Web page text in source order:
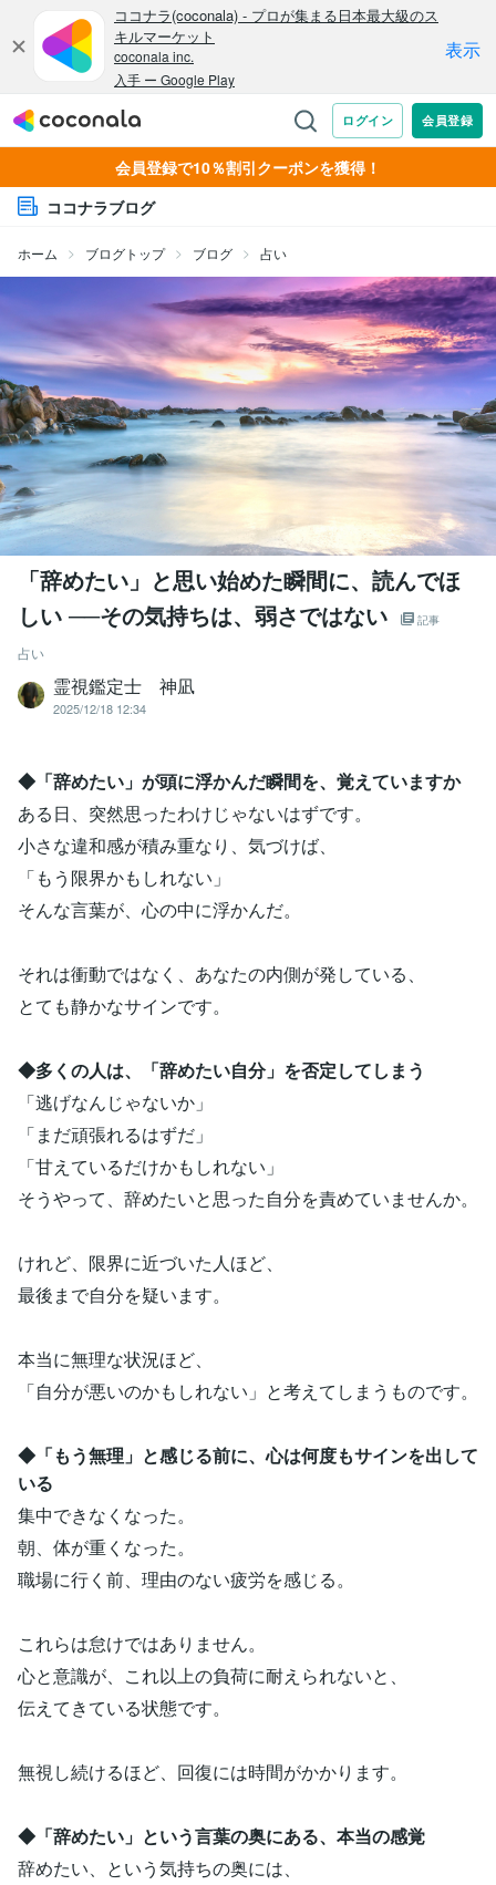
会員登録で10％割引クーポンを獲得！
ココナラブログ
ホーム ブログトップ ブログ 占い
「辞めたい」と思い始めた瞬間に、読んでほ
しい ──その気持ちは、弱さではない
記事
占い
霊視鑑定士 神凪
2025/12/18 12:34
◆「辞めたい」が頭に浮かんだ瞬間を、覚えていますか
ある日、突然思ったわけじゃないはずです。
小さな違和感が積み重なり、気づけば、
「もう限界かもしれない」
そんな言葉が、心の中に浮かんだ。
それは衝動ではなく、あなたの内側が発している、
とても静かなサインです。
◆多くの人は、「辞めたい自分」を否定してしまう
「逃げなんじゃないか」
「まだ頑張れるはずだ」
「甘えているだけかもしれない」
そうやって、辞めたいと思った自分を責めていませんか。
けれど、限界に近づいた人ほど、
最後まで自分を疑います。
本当に無理な状況ほど、
「自分が悪いのかもしれない」と考えてしまうものです。
◆「もう無理」と感じる前に、心は何度もサインを出して
いる
集中できなくなった。
朝、体が重くなった。
職場に行く前、理由のない疲労を感じる。
これらは怠けではありません。
心と意識が、これ以上の負荷に耐えられないと、
伝えてきている状態です。
無視し続けるほど、回復には時間がかかります。
◆「辞めたい」という言葉の奥にある、本当の感覚
辞めたい、という気持ちの奥には、